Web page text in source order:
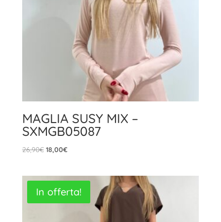
MAGLIA SUSY MIX –
SXMGB05087
26,90€ Il
era:
26,90€.
18,00€Il
è:
18,00€.
In offerta!